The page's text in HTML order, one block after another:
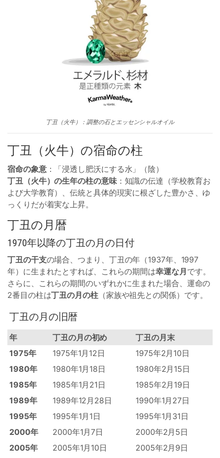
丁丑（火牛）：調整の石とエッセンシャルオイル
丁丑（火牛）の宿命の柱
宿命の象意：「浸透し肥沃にする水」（陰）
丁丑（火牛）の生年の柱の意味：知識の伝達（学校教育お
よび大学教育）、伝統と具体的現実に根ざした豊かさ、ゆ
っくりだが着実な上昇。
丁丑の月暦
1970年以降の丁丑の月の日付
丁丑の干支の場合、つまり、丁丑の年（1937年、1997
年）に生まれたとすれば、これらの期間は幸運な月 です。
さらに、これらの期間のいずれかに生まれた場合、運命の
2番目の柱は丁丑の月の柱（家族や祖先との関係）です。
丁丑の月の旧暦
年 丁丑の月の初め
丁丑の月末
1975年
1975年1月12日
1975年2月10日
1980年
1980年1月18日
1980年2月15日
1985年
1985年1月21日
1985年2月19日
1989年
1989年12月28日
1990年1月27日
1995年
1995年1月1日
1995年1月31日
2000年
2000年1月7日
2000年2月5日
2005年
2005年1月10日
2005年2月9日